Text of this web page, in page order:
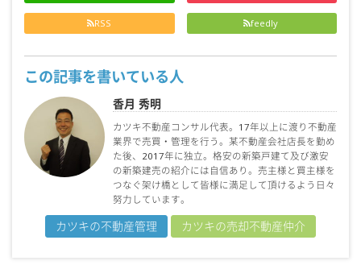
RSS feedly
この記事を書いている人
香月 秀明
カツキ不動産コンサル代表。17年以上に渡り不動産
業界で売買・管理を行う。某不動産会社店長を勤め
た後、2017年に独立。格安の新築戸建て及び激安
の新築建売の紹介には自信あり。売主様と買主様を
つなぐ架け橋として皆様に満足して頂けるよう日々
努力しています。
カツキの不動産管理 カツキの売却不動産仲介